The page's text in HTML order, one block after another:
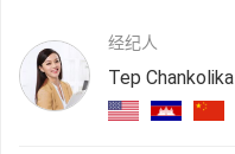
经纪人
Tep Chankolika